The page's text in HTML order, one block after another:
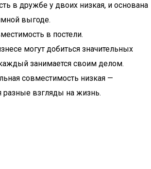
в дружбе у двоих низкая, и основана
выгоде.
в постели.
могут добиться значительных
занимается своим делом.
совместимость низкая —
разные взгляды на жизнь.